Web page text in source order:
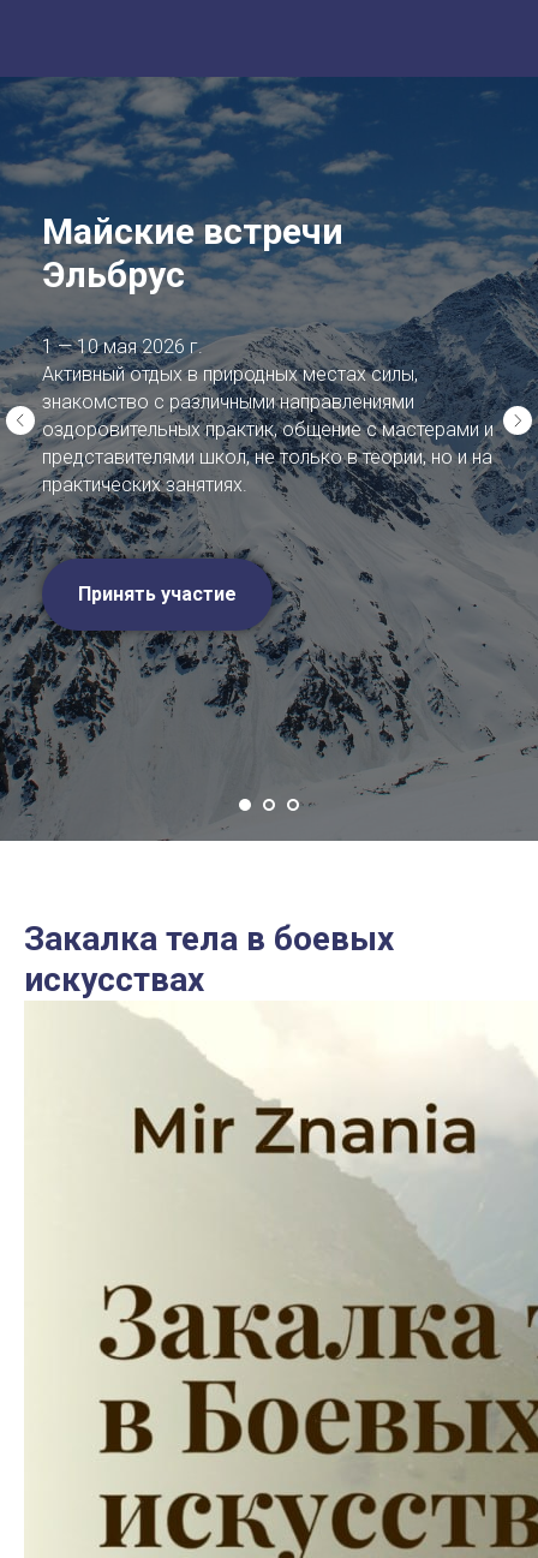
Майские встречи
Эльбрус
1 — 10 мая 2026 г.
Активный отдых в природных местах силы,
знакомство с различными направлениями
оздоровительных практик, общение с мастерами и
представителями школ, не только в теории, но и на
практических занятиях.
Принять участие
Закалка тела в боевых
искусствах